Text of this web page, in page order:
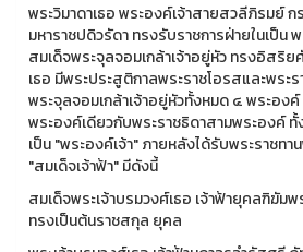
พระวิมาดาเธอ พระองค์เจ้าสายสวลีภิรมย์
มหาราชปดิวรัดา ทรงรับราชการฝ่ายในเป็น
สมเด็จพระจุลจอมเกล้าเจ้าอยู่หัว ทรงอิสริ
เธอ มีพระประสูติกาลพระราชโอรสและพระ
พระจุลจอมเกล้าเจ้าอยู่หัวทั้งหมด ๔ พระอง
พระองค์เดียวกับพระราชธิดาสามพระองค์
เป็น "พระองค์เจ้า" ภายหลังได้รับพระราชท
"สมเด็จเจ้าฟ้า" มีดังนี้
สมเด็จพระเจ้าบรมวงศ์เธอ เจ้าฟ้ายุคลฑิฆัม
ทรงเป็นต้นราชสกุล ยุคล